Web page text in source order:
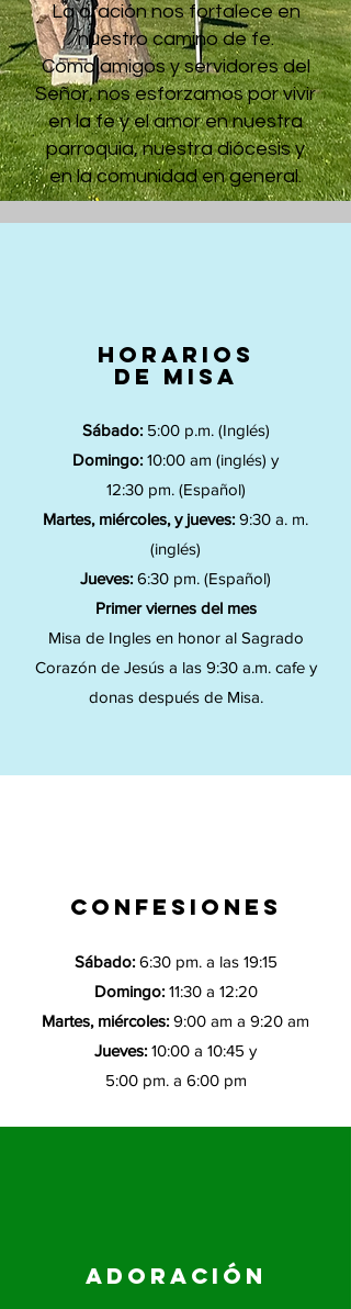
La oración nos fortalece en
nuestro camino de fe.
Como amigos y servidores del
Señor, nos esforzamos por vivir
en la fe y el amor en nuestra
parroquia, nuestra diócesis y
en la comunidad en general.
horarios
DE MiSA
Sábado:5:00 p.m. (Inglés)
Domingo: 10:00 am (inglés) y
12:30 pm. (Español)
Martes, miércoles, y jueves: 9:30 a. m.
(inglés)
Jueves: 6:30 pm. (Español)
Primer viernes del mes
Misa de Ingles en honor al Sagrado
Corazón de Jesús a las 9:30 a.m. cafe y
donas después de Misa.
CONFESIONES
Sábado:6:30 pm. a las 19:15
Domingo: 11:30 a 12:20
Martes, miércoles: 9:00 am a 9:20 am
Jueves: 10:00 a 10:45 y
5:00 pm. a 6:00 pm
ADORACIÓN